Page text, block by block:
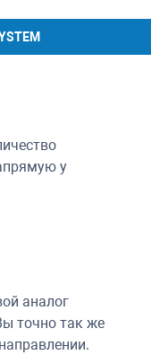
у
аналог
точно так же